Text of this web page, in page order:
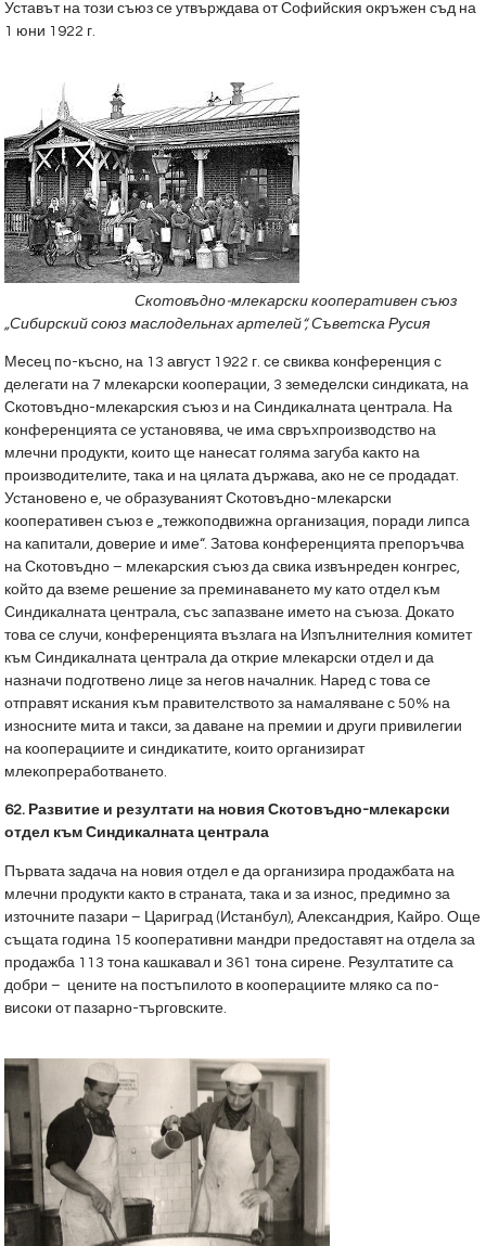
Уставът на този съюз се утвърждава от Софийския окръжен съд на
1 юни 1922 г.
Скотовъдно-млекарски кооперативен съюз
„Сибирский союз маслодельнах артелей“,Съветска Русия
Месец по-късно, на 13 август 1922 г. се свиква конференция с
делегати на 7 млекарски кооперации, 3 земеделски синдиката, на
Скотовъдно-млекарския съюз и на Синдикалната централа. На
конференцията се установява, че има свръхпроизводство на
млечни продукти, които ще нанесат голяма загуба както на
производителите, така и на цялата държава, ако не се продадат.
Установено е, че образуваният Скотовъдно-млекарски
кооперативен съюз е „тежкоподвижна организация, поради липса
на капитали, доверие и име“. Затова конференцията препоръчва
на Скотовъдно – млекарския съюз да свика извънреден конгрес,
който да вземе решение за преминаването му като отдел към
Синдикалната централа, със запазване името на съюза. Докато
това се случи, конференцията възлага на Изпълнителния комитет
към Синдикалната централа да открие млекарски отдел и да
назначи подготвено лице за негов началник. Наред с това се
отправят искания към правителството за намаляване с 50% на
износните мита и такси, за даване на премии и други привилегии
на кооперациите и синдикатите, които организират
млекопреработването.
62. Развитие и резултати на новия Скотовъдно-млекарски
отдел към Синдикалната централа
Първата задача на новия отдел е да организира продажбата на
млечни продукти както в страната, така и за износ, предимно за
източните пазари – Цариград (Истанбул), Александрия, Кайро. Още
същата година 15 кооперативни мандри предоставят на отдела за
продажба 113 тона кашкавал и 361 тона сирене. Резултатите са
добри – цените на постъпилото в кооперациите мляко са по-
високи от пазарно-търговските.